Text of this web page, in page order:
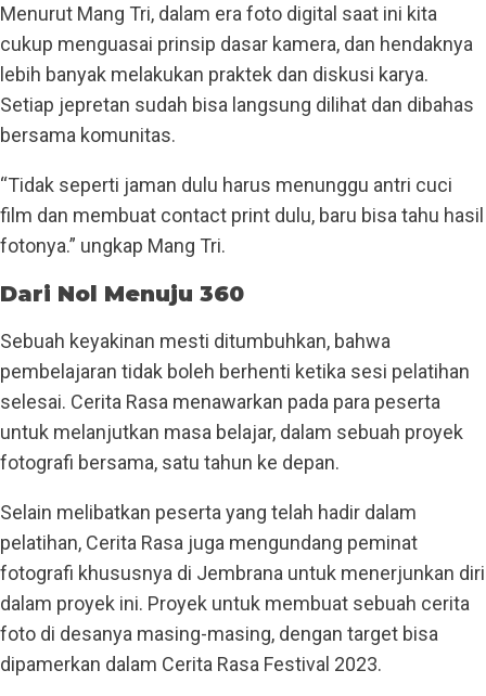
Menurut Mang Tri, dalam era foto digital saat ini kita
cukup menguasai prinsip dasar kamera, dan hendaknya
lebih banyak melakukan praktek dan diskusi karya.
Setiap jepretan sudah bisa langsung dilihat dan dibahas
bersama komunitas.
“Tidak seperti jaman dulu harus menunggu antri cuci
film dan membuat contact print dulu, baru bisa tahu hasil
fotonya.” ungkap Mang Tri.
Dari Nol Menuju 360
Sebuah keyakinan mesti ditumbuhkan, bahwa
pembelajaran tidak boleh berhenti ketika sesi pelatihan
selesai. Cerita Rasa menawarkan pada para peserta
untuk melanjutkan masa belajar, dalam sebuah proyek
fotografi bersama, satu tahun ke depan.
Selain melibatkan peserta yang telah hadir dalam
pelatihan, Cerita Rasa juga mengundang peminat
fotografi khususnya di Jembrana untuk menerjunkan diri
dalam proyek ini. Proyek untuk membuat sebuah cerita
foto di desanya masing-masing, dengan target bisa
dipamerkan dalam Cerita Rasa Festival 2023.